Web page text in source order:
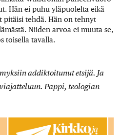
Hän ei puhu yläpuolelta eikä
pitäisi tehdä. Hän on tehnyt
Niiden arvoa ei muuta se,
toisella tavalla.
addiktoitunut etsijä. Ja
Pappi, teologian